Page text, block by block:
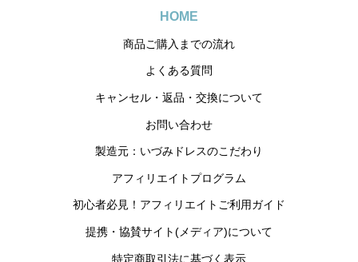
HOME
商品ご購入までの流れ
よくある質問
キャンセル・返品・交換について
お問い合わせ
製造元：いづみドレスのこだわり
アフィリエイトプログラム
初心者必見！アフィリエイトご利用ガイド
提携・協賛サイト(メディア)について
特定商取引法に基づく表示